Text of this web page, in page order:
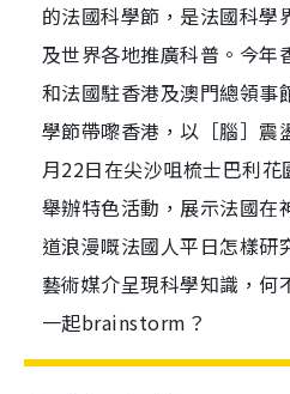
的法國科學節，是法國科學
及世界各地推廣科普。今年
和法國駐香港及澳門總領事
學節帶嚟香港，以［腦］震
月22日在尖沙咀梳士巴利
舉辦特色活動，展示法國在
道浪漫嘅法國人平日怎樣研
藝術媒介呈現科學知識，何
一起brainstorm？